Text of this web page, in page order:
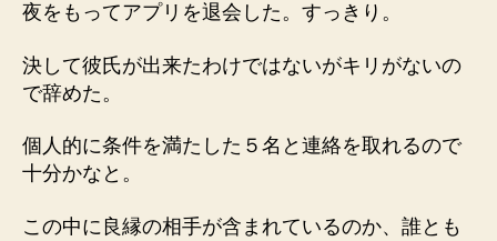
夜をもってアプリを退会した。すっきり。
決して彼氏が出来たわけではないがキリがないの
で辞めた。
個人的に条件を満たした５名と連絡を取れるので
十分かなと。
この中に良縁の相手が含まれているのか、誰とも